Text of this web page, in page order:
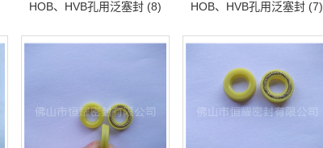
HOB、HVB孔用泛塞封 (8) HOB、HVB孔用泛塞封 (7)